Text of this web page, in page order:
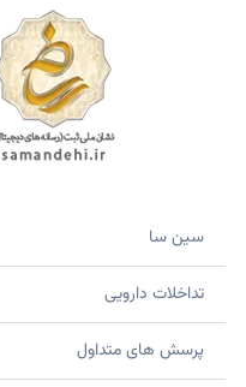
سین سا
تداخلات دارویی
پرسش های متداول